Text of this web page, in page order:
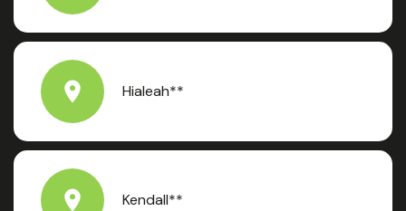
Hialeah**
Kendall**